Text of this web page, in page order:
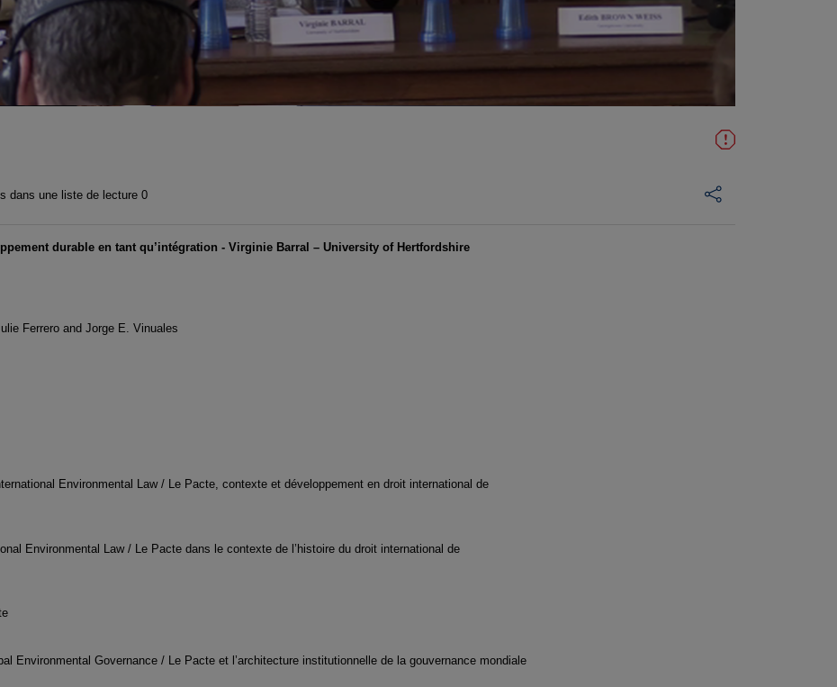
dans une liste de lecture 0
durable en tant qu’intégration - Virginie Barral – University of Hertfordshire
Ferrero and Jorge E. Vinuales
Environmental Law / Le Pacte, contexte et développement en droit international de
Environmental Law / Le Pacte dans le contexte de l’histoire du droit international de
Environmental Governance / Le Pacte et l’architecture institutionnelle de la gouvernance mondiale